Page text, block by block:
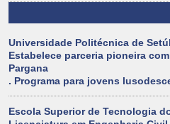
Universidade Politécnica de
Estabelece parceria pioneira
Pargana
. Programa para jovens
Escola Superior de Tecnologia